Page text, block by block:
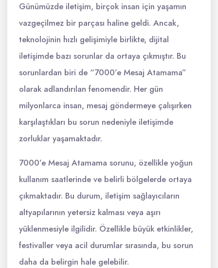
Günümüzde iletişim, birçok insan için yaşamın
vazgeçilmez bir parçası haline geldi. Ancak,
teknolojinin hızlı gelişimiyle birlikte, dijital
iletişimde bazı sorunlar da ortaya çıkmıştır. Bu
sorunlardan biri de “7000’e Mesaj Atamama”
olarak adlandırılan fenomendir. Her gün
milyonlarca insan, mesaj göndermeye çalışırken
karşılaştıkları bu sorun nedeniyle iletişimde
zorluklar yaşamaktadır.
7000’e Mesaj Atamama sorunu, özellikle yoğun
kullanım saatlerinde ve belirli bölgelerde ortaya
çıkmaktadır. Bu durum, iletişim sağlayıcıların
altyapılarının yetersiz kalması veya aşırı
yüklenmesiyle ilgilidir. Özellikle büyük etkinlikler,
festivaller veya acil durumlar sırasında, bu sorun
daha da belirgin hale gelebilir.